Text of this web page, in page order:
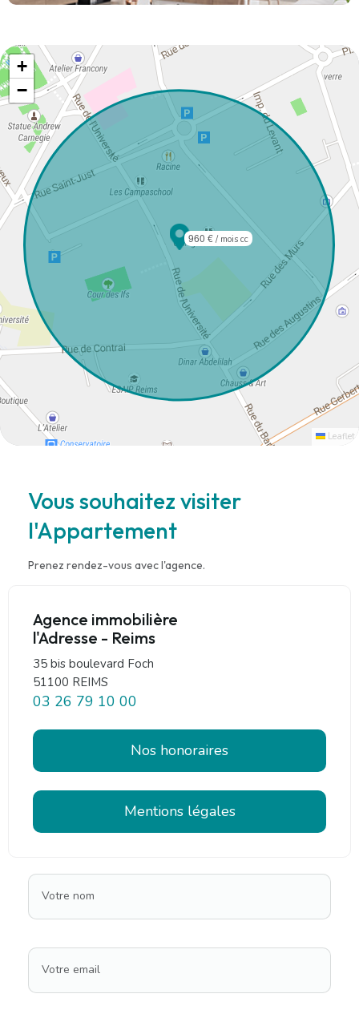
960 € / mois cc
+
−
Leaflet
Vous souhaitez visiter
l'Appartement
Prenez rendez-vous avec l'agence.
Agence immobilière
l'Adresse - Reims
35 bis boulevard Foch
51100 REIMS
03 26 79 10 00
Nos honoraires
Mentions légales
Votre nom
Votre email